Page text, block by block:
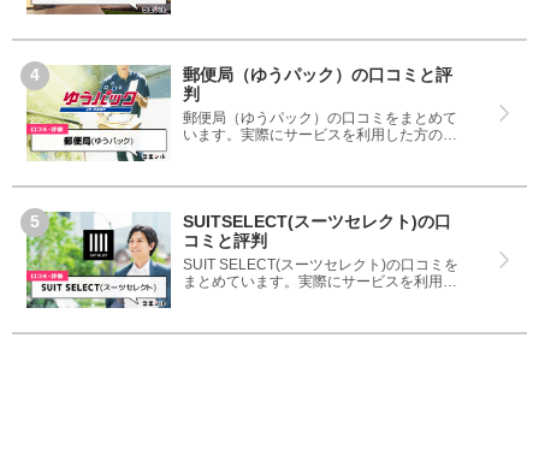
郵便局（ゆうパック）の口コミと評
判
郵便局（ゆうパック）の口コミをまとめて
います。実際にサービスを利用した方の評
う参考にしてください。
SUITSELECT(スーツセレクト)の口
コミと評判
SUIT SELECT(スーツセレクト)の口コミを
まとめています。実際にサービスを利用し
ーツセレクト)を使う参考にしてください。